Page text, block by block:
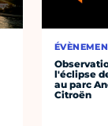
l'éclipse
au parc
Citroën